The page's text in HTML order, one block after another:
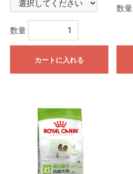
数量
カートに入れる
数量